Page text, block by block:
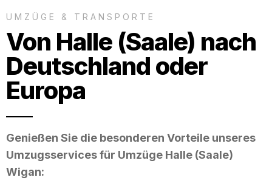
UMZÜGE & TRANSPORTE
Von Halle (Saale) nach
Deutschland oder
Europa
Genießen Sie die besonderen Vorteile unseres
Umzugsservices für Umzüge Halle (Saale)
Wigan: